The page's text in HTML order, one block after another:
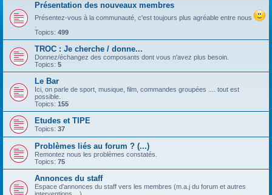
Présentation des nouveaux membres
Présentez-vous à la communauté, c'est toujours plus agréable entre nous
Topics: 499
TROC : Je cherche / donne...
Donnez/échangez des composants dont vous n'avez plus besoin.
Topics: 5
Le Bar
Ici, on parle de sport, musique, film, commandes groupées .... tout est
possible.
Topics: 155
Etudes et TIPE
Topics: 37
Problèmes liés au forum ? (...)
Remontez nous les problèmes constatés.
Topics: 75
Annonces du staff
Espace d'annonces du staff vers les membres (m.a.j du forum et autres